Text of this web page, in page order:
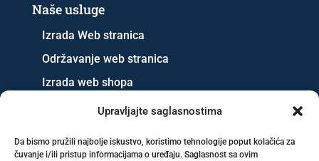
Upravljajte saglasnostima
Da bismo pružili najbolje iskustvo, koristimo tehnologije poput kolačića za
čuvanje i/ili pristup informacijama o uređaju. Saglasnost sa ovim
Naše usluge
Izrada Web stranica
Održavanje web stranica
Izrada web shopa
SEO optimizacija
Oglašavanje na društvenim mrežama